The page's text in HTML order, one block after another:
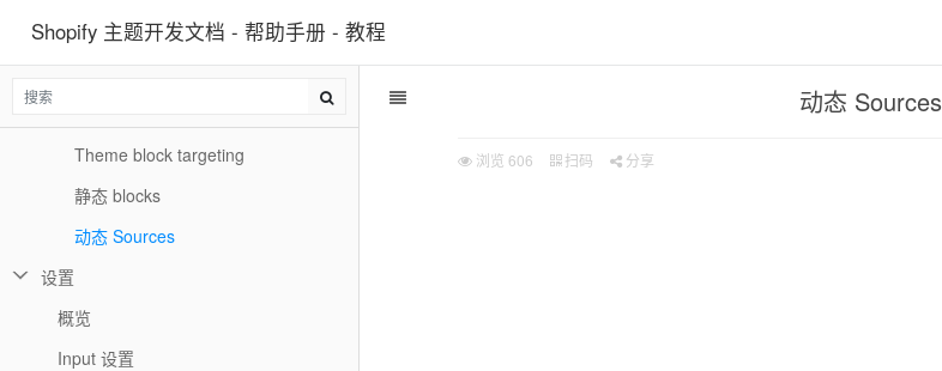
Shopify 主题开发文档 - 帮助手册 - 教程
动态 Sources
浏览 606 扫码 分享
Theme Blocks
概览
Theme block targeting
静态 blocks
动态 Sources
设置
概览
Input 设置